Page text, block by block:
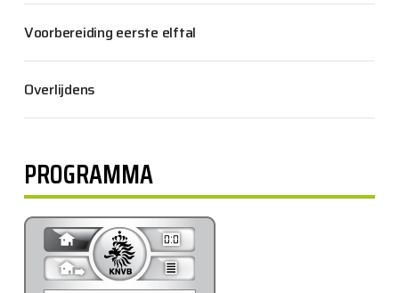
Voorbereiding eerste elftal
Overlijdens
PROGRAMMA